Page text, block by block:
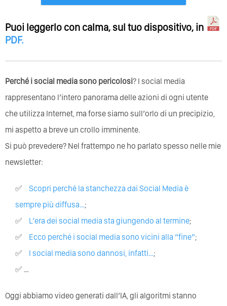
Puoi leggerlo con calma, sul tuo dispositivo, in
PDF.
Perché i social media sono pericolosi? I social media
rappresentano l’intero panorama delle azioni di ogni utente
che utilizza Internet, ma forse siamo sull’orlo di un precipizio,
mi aspetto a breve un crollo imminente.
Si può prevedere? Nel frattempo ne ho parlato spesso nelle mie
newsletter:
Scopri perché la stanchezza dai Social Media è
sempre più diffusa…;
L’era dei social media sta giungendo al termine;
Ecco perché i social media sono vicini alla “fine”;
I social media sono dannosi, infatti…;
…
Oggi abbiamo video generati dall’IA, gli algoritmi stanno